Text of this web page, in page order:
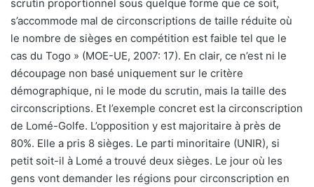
scrutin proportionnel sous quelque forme que ce soit,
s’accommode mal de circonscriptions de taille réduite où
le nombre de sièges en compétition est faible tel que le
cas du Togo » (MOE-UE, 2007: 17). En clair, ce n’est ni le
découpage non basé uniquement sur le critère
démographique, ni le mode du scrutin, mais la taille des
circonscriptions. Et l’exemple concret est la circonscription
de Lomé-Golfe. L’opposition y est majoritaire à près de
80%. Elle a pris 8 sièges. Le parti minoritaire (UNIR), si
petit soit-il à Lomé a trouvé deux sièges. Le jour où les
gens vont demander les régions pour circonscription en